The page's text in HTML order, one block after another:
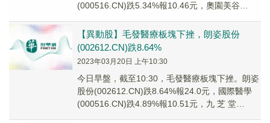
(000516.CN)跌5.34%報10.46元，奧園美谷
【異動股】毛發醫療板塊下挫，朗姿股份
(002612.CN)跌8.64%
2023年03月20日 上午10:30
今日早盤，截至10:30，毛發醫療板塊下挫。朗姿
股份(002612.CN)跌8.64%報24.0元，國際醫學
(000516.CN)跌4.89%報10.51元，九 芝 堂